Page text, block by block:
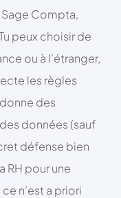
Compta,
peux choisir de
ou à l’étranger,
les règles
des
données (sauf
défense bien
RH pour une
n’est a priori